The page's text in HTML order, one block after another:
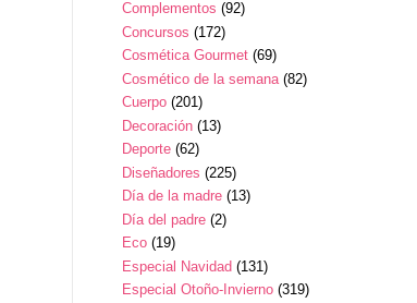
Complementos (92)
Concursos (172)
Cosmética Gourmet (69)
Cosmético de la semana (82)
Cuerpo (201)
Decoración (13)
Deporte (62)
Diseñadores (225)
Día de la madre (13)
Día del padre (2)
Eco (19)
Especial Navidad (131)
Especial Otoño-Invierno (319)